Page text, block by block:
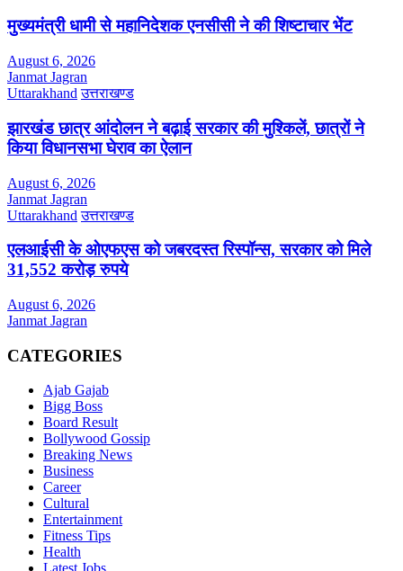
मुख्यमंत्री धामी से महानिदेशक एनसीसी ने की शिष्टाचार भेंट
August 6, 2026
Janmat Jagran
Uttarakhand उत्तराखण्ड
झारखंड छात्र आंदोलन ने बढ़ाई सरकार की मुश्किलें, छात्रों ने
किया विधानसभा घेराव का ऐलान
August 6, 2026
Janmat Jagran
Uttarakhand उत्तराखण्ड
एलआईसी के ओएफएस को जबरदस्त रिस्पॉन्स, सरकार को मिले
31,552 करोड़ रुपये
August 6, 2026
Janmat Jagran
CATEGORIES
Ajab Gajab
Bigg Boss
Board Result
Bollywood Gossip
Breaking News
Business
Career
Cultural
Entertainment
Fitness Tips
Health